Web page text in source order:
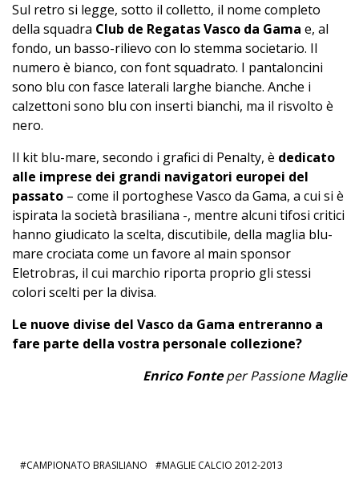
Sul retro si legge, sotto il colletto, il nome completo
della squadra Club de Regatas Vasco da Gama e, al
fondo, un basso-rilievo con lo stemma societario. Il
numero è bianco, con font squadrato. I pantaloncini
sono blu con fasce laterali larghe bianche. Anche i
calzettoni sono blu con inserti bianchi, ma il risvolto è
nero.
Il kit blu-mare, secondo i grafici di Penalty, è dedicato
alle imprese dei grandi navigatori europei del
passato – come il portoghese Vasco da Gama, a cui si è
ispirata la società brasiliana -, mentre alcuni tifosi critici
hanno giudicato la scelta, discutibile, della maglia blu-
mare crociata come un favore al main sponsor
Eletrobras, il cui marchio riporta proprio gli stessi
colori scelti per la divisa.
Le nuove divise del Vasco da Gama entreranno a
fare parte della vostra personale collezione?
Enrico Fonteper Passione Maglie
CAMPIONATO BRASILIANO
MAGLIE CALCIO 2012-2013